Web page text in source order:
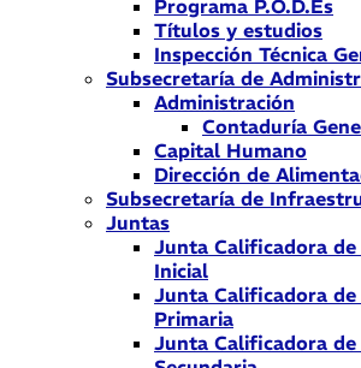
Programa P.O.D.Es
Títulos y estudios
Inspección Técnica
Subsecretaría de
Administración
Contaduría
Capital Humano
Dirección de
Subsecretaría de
Juntas
Junta Calificadora
Inicial
Junta Calificadora
Primaria
Junta Calificadora